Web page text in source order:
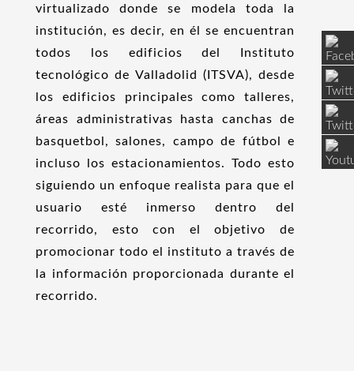
virtualizado donde se modela toda la
institución, es decir, en él se encuentran
todos los edificios del Instituto
tecnológico de Valladolid (ITSVA), desde
los edificios principales como talleres,
áreas administrativas hasta canchas de
basquetbol, salones, campo de fútbol e
incluso los estacionamientos. Todo esto
siguiendo un enfoque realista para que el
usuario esté inmerso dentro del
recorrido, esto con el objetivo de
promocionar todo el instituto a través de
la información proporcionada durante el
recorrido.